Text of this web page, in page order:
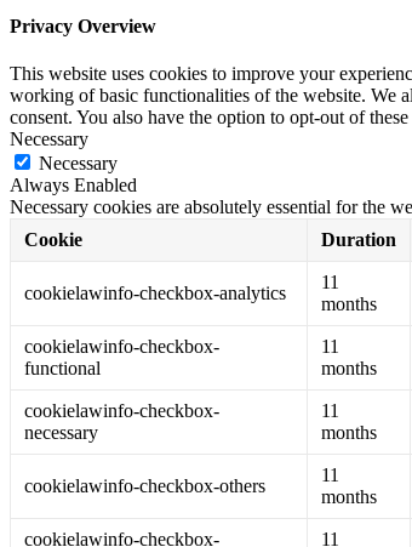
Privacy Overview
This website uses cookies to improve your
working of basic functionalities of the website. We
consent. You also have the option to opt-out of
Necessary
Necessary
Always Enabled
Necessary cookies are absolutely essential for the
Cookie
Duration
cookielawinfo-checkbox-analytics
11
months
cookielawinfo-checkbox-
functional
11
months
cookielawinfo-checkbox-
necessary
11
months
cookielawinfo-checkbox-others
11
months
cookielawinfo-checkbox- 11